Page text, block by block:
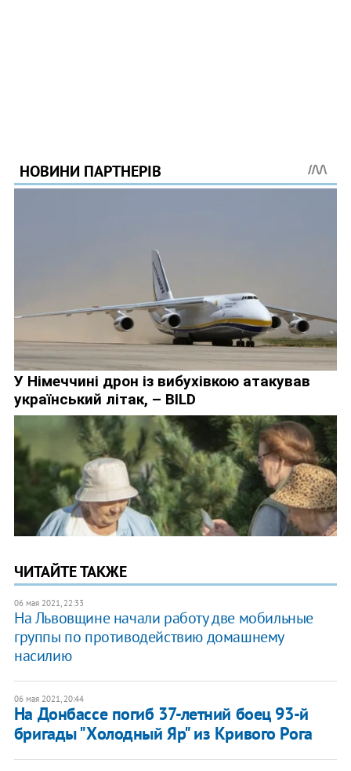
ЧИТАЙТЕ ТАКЖЕ
06 мая 2021, 22:33
На Львовщине начали работу две мобильные
группы по противодействию домашнему
насилию
06 мая 2021, 20:44
На Донбассе погиб 37-летний боец 93-й
бригады "Холодный Яр" из Кривого Рога